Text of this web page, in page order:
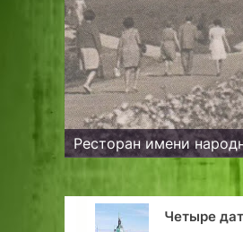
Ресторан имени
Четыре даты в